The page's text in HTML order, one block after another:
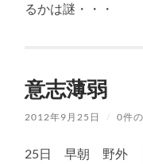
るかは謎・・・
意志薄弱
2012年9月25日 / 0件
25日 早朝 野外